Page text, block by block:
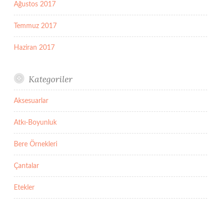
Ağustos 2017
Temmuz 2017
Haziran 2017
Kategoriler
Aksesuarlar
Atkı-Boyunluk
Bere Örnekleri
Çantalar
Etekler